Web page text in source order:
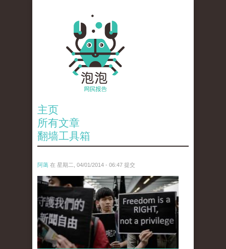
主页
所有文章
翻墙工具箱
阿蔼 在 星期二, 04/01/2014 - 06:47 提交
anp-26511691.jpg